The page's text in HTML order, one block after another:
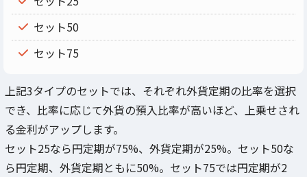
セット50
セット75
上記3タイプのセットでは、それぞれ外貨定期の比率を選択
でき、比率に応じて外貨の預入比率が高いほど、上乗せされ
る金利がアップします。
セット25なら円定期が75%、外貨定期が25%。セット50な
ら円定期、外貨定期ともに50%。セット75では円定期が2